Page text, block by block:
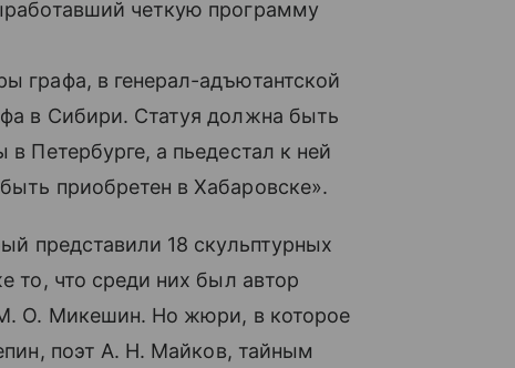
четкую программу
графа, в генерал-адъютантской
в Сибири. Статуя должна быть
Петербурге, а пьедестал к ней
приобретен в Хабаровске».
представили 18 скульптурных
то, что среди них был автор
О. Микешин. Но жюри, в которое
поэт А. Н. Майков, тайным